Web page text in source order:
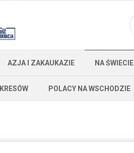
AZJA I ZAKAUKAZIE NA ŚWIECIE
POLACY NA WSCHODZIE